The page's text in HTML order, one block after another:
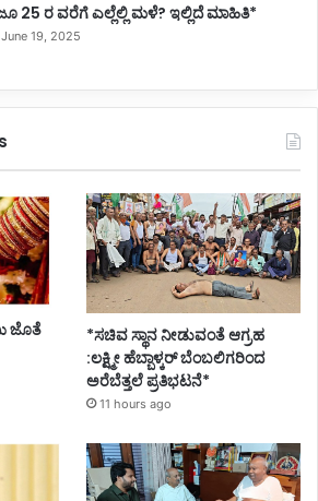
25 ರ ವರೆಗೆ ಎಲ್ಲೆಲ್ಲಿ ಮಳೆ? ಇಲ್ಲಿದೆ ಮಾಹಿತಿ*
June 19, 2025
ಜೊತೆ
*ಸಚಿವ ಸ್ಥಾನ ನೀಡುವಂತೆ ಆಗ್ರಹ
:ಲಕ್ಷ್ಮೀ ಹೆಬ್ಬಾಳ್ಕರ್ ಬೆಂಬಲಿಗರಿಂದ
ಅರೆಬೆತ್ತಲೆ ಪ್ರತಿಭಟನೆ*
11 hours ago